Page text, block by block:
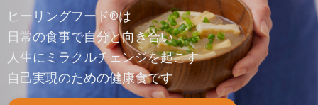
ヒーリングフード®は
日常の食事で自分と向き合い
人生にミラクルチェンジを起こす
自己実現のための健康食です